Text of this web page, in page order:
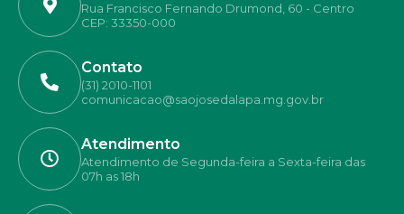
Rua Francisco Fernando Drumond, 60 - Centro
CEP: 33350-000
Contato
(31) 2010-1101
comunicacao@saojosedalapa.mg.gov.br
Atendimento
Atendimento de Segunda-feira a Sexta-feira das
07h as 18h